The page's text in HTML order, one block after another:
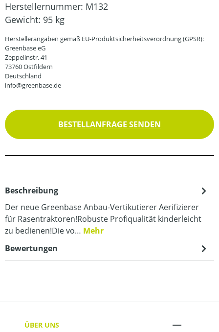
Herstellernummer: M132
Gewicht: 95 kg
Herstellerangaben gemäß EU-Produktsicherheitsverordnung (GPSR):
Greenbase eG
Zeppelinstr. 41
73760 Ostfildern
Deutschland
info@greenbase.de
BESTELLANFRAGE SENDEN
Beschreibung
Der neue Greenbase Anbau-Vertikutierer Aerifizierer
für Rasentraktoren!Robuste Profiqualität kinderleicht
zu bedienen!Die vo… Mehr
Bewertungen
ÜBER UNS